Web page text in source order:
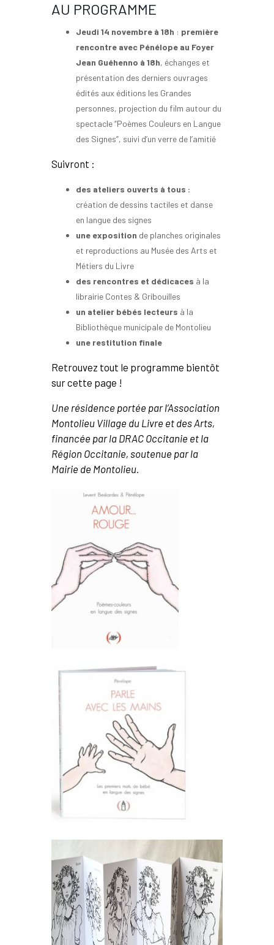
AU PROGRAMME
Jeudi 14 novembre à 18h : première
rencontre avec Pénélope au Foyer
Jean Guéhenno à 18h, échanges et
présentation des derniers ouvrages
édités aux éditions les Grandes
personnes, projection du film autour du
spectacle “Poèmes Couleurs en Langue
des Signes”, suivi d’un verre de l’amitié
Suivront :
des ateliers ouverts à tous :
création de dessins tactiles et danse
en langue des signes
une exposition de planches originales
et reproductions au Musée des Arts et
Métiers du Livre
des rencontres et dédicaces à la
librairie Contes & Gribouilles
un atelier bébés lecteurs à la
Bibliothèque municipale de Montolieu
une restitution finale
Retrouvez tout le programme bientôt
sur cette page !
Une résidence portée par l’Association
Montolieu Village du Livre et des Arts,
financée par la DRAC Occitanie et la
Région Occitanie, soutenue par la
Mairie de Montolieu.